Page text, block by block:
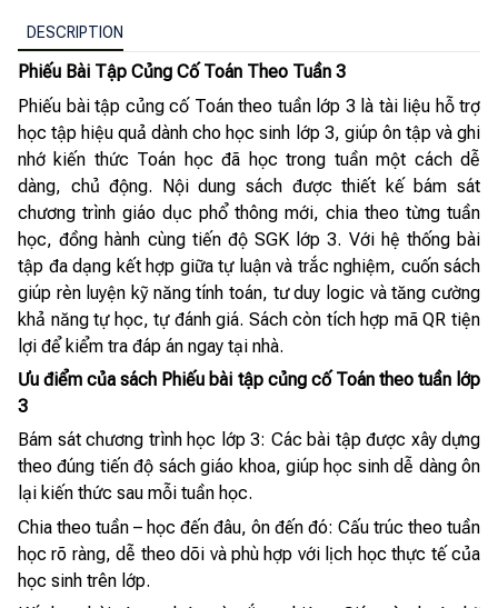
DESCRIPTION
Phiếu Bài Tập Củng Cố Toán Theo Tuần 3
Phiếu bài tập củng cố Toán theo tuần lớp 3 là tài liệu hỗ trợ
học tập hiệu quả dành cho học sinh lớp 3, giúp ôn tập và ghi
nhớ kiến thức Toán học đã học trong tuần một cách dễ
dàng, chủ động. Nội dung sách được thiết kế bám sát
chương trình giáo dục phổ thông mới, chia theo từng tuần
học, đồng hành cùng tiến độ SGK lớp 3. Với hệ thống bài
tập đa dạng kết hợp giữa tự luận và trắc nghiệm, cuốn sách
giúp rèn luyện kỹ năng tính toán, tư duy logic và tăng cường
khả năng tự học, tự đánh giá. Sách còn tích hợp mã QR tiện
lợi để kiểm tra đáp án ngay tại nhà.
Ưu điểm của sách Phiếu bài tập củng cố Toán theo tuần lớp
3
Bám sát chương trình học lớp 3: Các bài tập được xây dựng
theo đúng tiến độ sách giáo khoa, giúp học sinh dễ dàng ôn
lại kiến thức sau mỗi tuần học.
Chia theo tuần – học đến đâu, ôn đến đó: Cấu trúc theo tuần
học rõ ràng, dễ theo dõi và phù hợp với lịch học thực tế của
học sinh trên lớp.